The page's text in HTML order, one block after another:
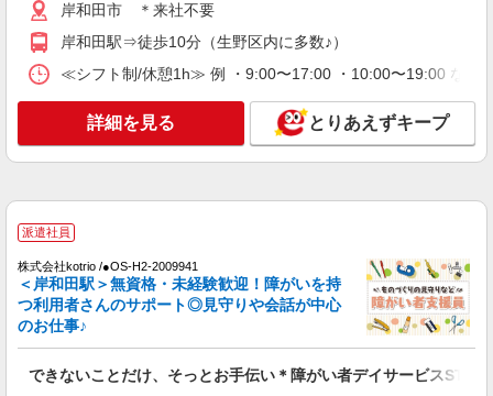
岸和田市 ＊来社不要
岸和田駅⇒徒歩10分（生野区内に多数♪）
≪シフト制/休憩1h≫ 例 ・9:00〜17:00 ・10:00〜19:00 など
詳細を見る とりあえずキープ
派遣社員
株式会社kotrio /●OS-H2-2009941
＜岸和田駅＞無資格・未経験歓迎！障がいを持
つ利用者さんのサポート◎見守りや会話が中心
のお仕事♪
できないことだけ、そっとお手伝い＊障がい者デイサービスSTAFF